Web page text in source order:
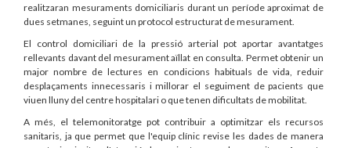
realitzaran mesuraments domiciliaris durant un període aproximat de
dues setmanes, seguint un protocol estructurat de mesurament.
El control domiciliari de la pressió arterial pot aportar avantatges
rellevants davant del mesurament aïllat en consulta. Permet obtenir un
major nombre de lectures en condicions habituals de vida, reduir
desplaçaments innecessaris i millorar el seguiment de pacients que
viuen lluny del centre hospitalari o que tenen dificultats de mobilitat.
A més, el telemonitoratge pot contribuir a optimitzar els recursos
sanitaris, ja que permet que l'equip clínic revise les dades de manera